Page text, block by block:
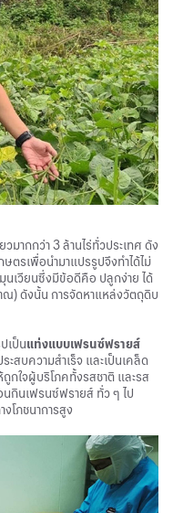
มากกว่า 3 ล้านไร่ทั่วประเทศ ดัง
ตรเพื่อนำมาแปรรูปจึงทำได้ไม่
นเวียนซึ่งมีข้อดีคือ ปลูกง่าย ได้
ณ) ดังนั้น การจัดหาแหล่งวัตถุดิบ
เป็นแท่งแบบเฟรนซ์ฟรายส์
สบความสำเร็จ และเป็นเคล็ด
กใจผู้บริโภคทั้งรสชาติ และรส
กินเฟรนซ์ฟรายส์ ทั่ว ๆ ไป
โภชนาการสูง